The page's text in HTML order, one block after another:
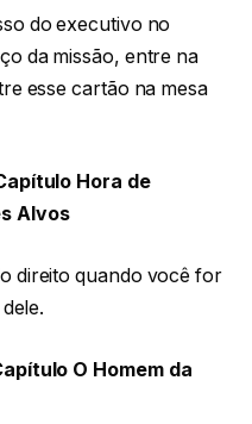
do executivo no
da missão, entre na
esse cartão na mesa
Hora de
Alvos
direito quando você for
O Homem da